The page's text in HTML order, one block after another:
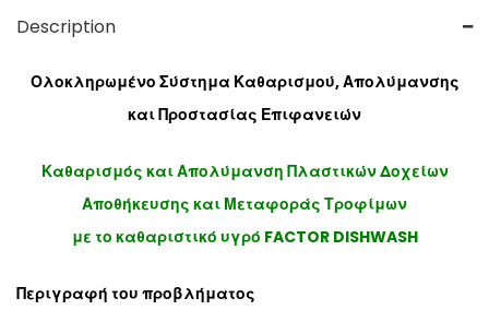
Description
Ολοκληρωμένο Σύστημα Καθαρισμού, Απολύμανσης
και Προστασίας Επιφανειών
Καθαρισμός και Απολύμανση Πλαστικών Δοχείων
Αποθήκευσης και Μεταφοράς Τροφίμων
με το καθαριστικό υγρό FACTOR DISHWASH
Περιγραφή του προβλήματος